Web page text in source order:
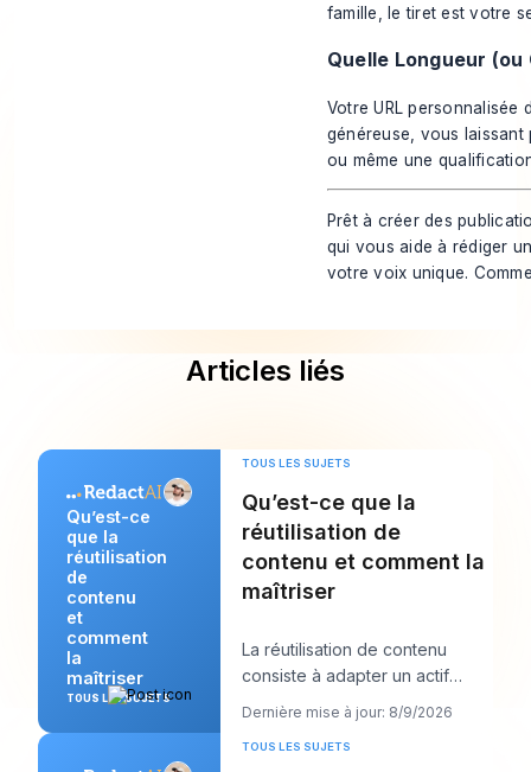
famille, le tiret est votre
Quelle Longueur (ou
Votre URL
généreuse, vous
ou même une
Prêt à créer des
qui vous aide à rédiger
votre voix unique.
Articles liés
Qu’est-ce
que la
réutilisation
de
contenu
et
comment
la
maîtriser
TOUS LES SUJETS
TOUS LES SUJETS
Qu’est-ce que la
réutilisation de
contenu et comment la
maîtriser
La réutilisation de contenu
consiste à adapter un actif
existant en plusieurs formats ou
Dernière mise à jour: 8/9/2026
TOUS LES SUJETS